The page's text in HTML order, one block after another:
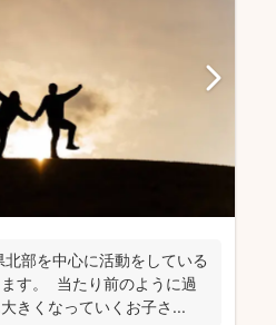
部を中心に活動をしている
ます。 当たり前のように過
きくなっていくお子さ...